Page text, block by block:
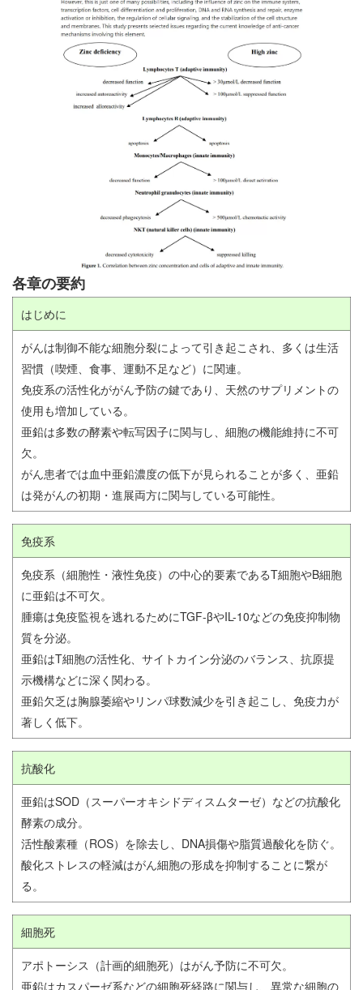
各章の要約
はじめに
がんは制御不能な細胞分裂によって引き起こされ、多くは生活
習慣（喫煙、食事、運動不足など）に関連。
免疫系の活性化ががん予防の鍵であり、天然のサプリメントの
使用も増加している。
亜鉛は多数の酵素や転写因子に関与し、細胞の機能維持に不可
欠。
がん患者では血中亜鉛濃度の低下が見られることが多く、亜鉛
は発がんの初期・進展両方に関与している可能性。
免疫系
免疫系（細胞性・液性免疫）の中心的要素であるT細胞やB細胞
に亜鉛は不可欠。
腫瘍は免疫監視を逃れるためにTGF-βやIL-10などの免疫抑制物
質を分泌。
亜鉛はT細胞の活性化、サイトカイン分泌のバランス、抗原提
示機構などに深く関わる。
亜鉛欠乏は胸腺萎縮やリンパ球数減少を引き起こし、免疫力が
著しく低下。
抗酸化
亜鉛はSOD（スーパーオキシドディスムターゼ）などの抗酸化
酵素の成分。
活性酸素種（ROS）を除去し、DNA損傷や脂質過酸化を防ぐ。
酸化ストレスの軽減はがん細胞の形成を抑制することに繋が
る。
細胞死
アポトーシス（計画的細胞死）はがん予防に不可欠。
亜鉛はカスパーゼ系などの細胞死経路に関与し、異常な細胞の